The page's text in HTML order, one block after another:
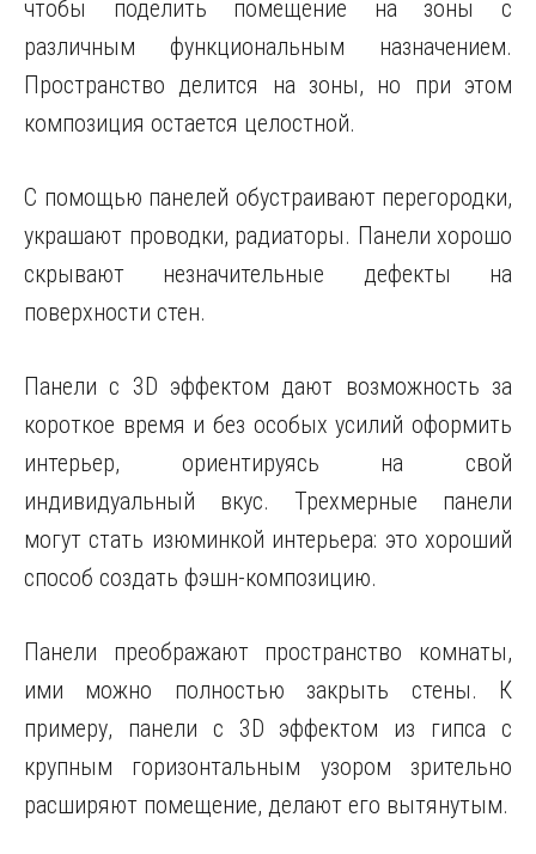
чтобы поделить помещение на зоны с
различным функциональным назначением.
Пространство делится на зоны, но при этом
композиция остается целостной.
С помощью панелей обустраивают перегородки,
украшают проводки, радиаторы. Панели хорошо
скрывают незначительные дефекты на
поверхности стен.
Панели с 3D эффектом дают возможность за
короткое время и без особых усилий оформить
интерьер, ориентируясь на свой
индивидуальный вкус. Трехмерные панели
могут стать изюминкой интерьера: это хороший
способ создать фэшн-композицию.
Панели преображают пространство комнаты,
ими можно полностью закрыть стены. К
примеру, панели с 3D эффектом из гипса с
крупным горизонтальным узором зрительно
расширяют помещение, делают его вытянутым.